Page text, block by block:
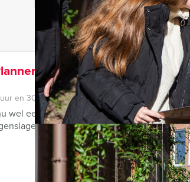
Tablet Game in
en 30 minuten
wel een heel bijzonder vrijgezellenfeest
er toch nog een ...